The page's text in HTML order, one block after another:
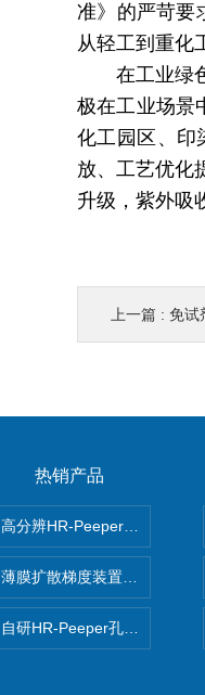
准》的严苛要
从轻工到重化
在工业绿
极在工业场景
化工园区、印
放、工艺优化
升级，紫外吸
上一篇 : 免试剂
热销产品
高分辨HR-Peeper采样器孔隙
薄膜扩散梯度装置 Agl DGT
自研HR-Peeper孔隙水采样器